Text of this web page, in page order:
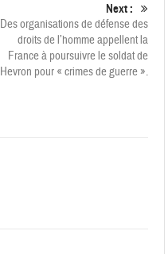
Next :
Des organisations de défense des
droits de l’homme appellent la
France à poursuivre le soldat de
Hevron pour « crimes de guerre ».